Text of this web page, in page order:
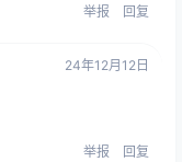
举报 回复
24年12月12日
举报 回复